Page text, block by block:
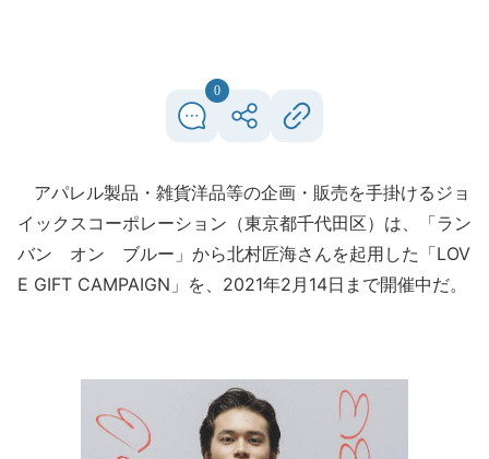
0
アパレル製品・雑貨洋品等の企画・販売を手掛けるジョ
イックスコーポレーション（東京都千代田区）は、「ラン
バン オン ブルー」から北村匠海さんを起用した「LOV
E GIFT CAMPAIGN」を、2021年2月14日まで開催中だ。